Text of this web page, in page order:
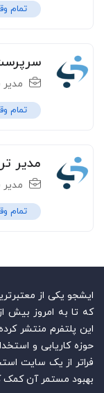
تمام
تمام
مدیر
تمام
ایشجو یکی از
که تا به امروز بیش
این پلتفرم منتشر
حوزه کاریابی و
فراتر از یک سایت
بهبود مستمر آن کمک